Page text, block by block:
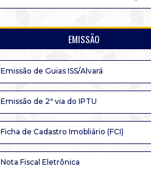
EMISSÃO
Emissão de Guias ISS/Alvará
Emissão de 2ª via do IPTU
Ficha de Cadastro Imobliário (FCI)
Nota Fiscal Eletrônica